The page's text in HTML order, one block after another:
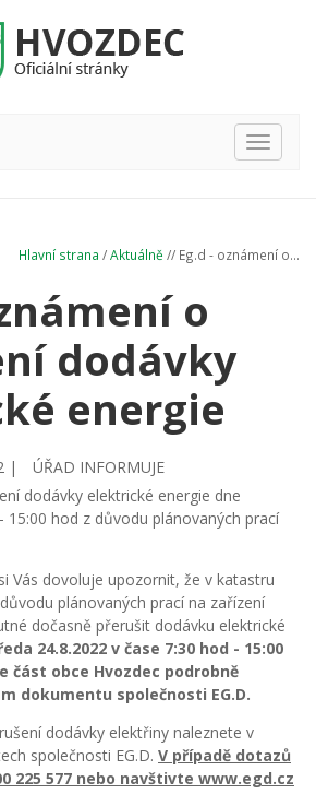
Hlavní
nabídka
Hlavní strana /Aktuálně // Eg.d - oznámení o...
o
dodávky
energie
|
ÚŘAD INFORMUJE
dodávky elektrické energie dne
15:00 hod z důvodu plánovaných prací
Vás dovoluje upozornit, že v katastru
plánovaných prací na zařízení
dočasně přerušit dodávku elektrické
24.8.2022 v čase 7:30 hod - 15:00
část obce Hvozdec podrobně
dokumentu společnosti EG.D.
dodávky elektřiny naleznete v
společnosti EG.D. V případě dotazů
225 577 nebo navštivte www.egd.cz